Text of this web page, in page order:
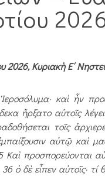
Κυριακὴ Ε΄
καὶ ἦν
ἤρξατο αὐτοῖς
τοῖς
αὐτῷ καὶ
προσπορεύονται
ὁ δὲ εἶπεν αὐτοῖς· τί